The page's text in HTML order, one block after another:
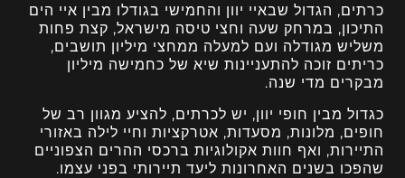
כרתים, הגדול שבאיי יוון והחמישי בגודלו מבין איי הים
התיכון, במרחק שעה וחצי טיסה מישראל, קצת פחות
משליש מגודלה ועם למעלה ממחצי מיליון תושבים,
כריתים זוכה להתעניינות שיא של כחמישה מיליון
מבקרים מדי שנה.
כגדול מבין חופי יוון, יש לכרתים, להציע מגוון רב של
חופים, מלונות, מסעדות, אטרקציות וחיי לילה באזורי
התיירות, ואף חוות אקולוגיות ברכסי ההרים הצפוניים
שהפכו בשנים האחרונות ליעד תיירותי בפני עצמו.